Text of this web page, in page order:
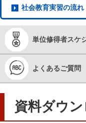
社会教育実習の流れ
単位修得者スケ
よくあるご質問
資料ダウン